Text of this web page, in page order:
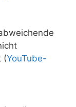
(YouTube-